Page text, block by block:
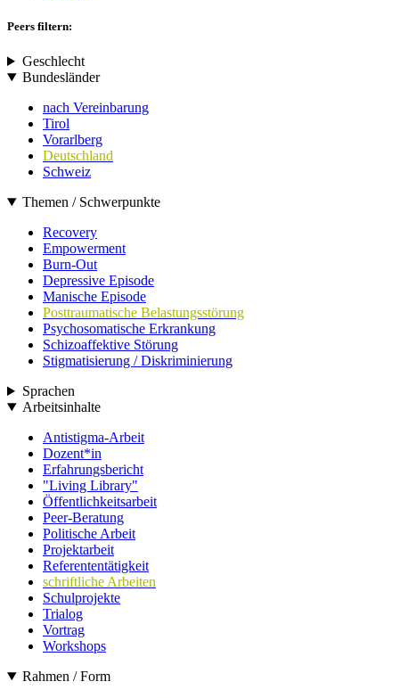
Peers filtern:
Geschlecht
Bundesländer
nach Vereinbarung
Tirol
Vorarlberg
Deutschland
Schweiz
Themen / Schwerpunkte
Recovery
Empowerment
Burn-Out
Depressive Episode
Manische Episode
Posttraumatische Belastungsstörung
Psychosomatische Erkrankung
Schizoaffektive Störung
Stigmatisierung / Diskriminierung
Sprachen
Arbeitsinhalte
Antistigma-Arbeit
Dozent*in
Erfahrungsbericht
"Living Library"
Öffentlichkeitsarbeit
Peer-Beratung
Politische Arbeit
Projektarbeit
Referententätigkeit
schriftliche Arbeiten
Schulprojekte
Trialog
Vortrag
Workshops
Rahmen / Form